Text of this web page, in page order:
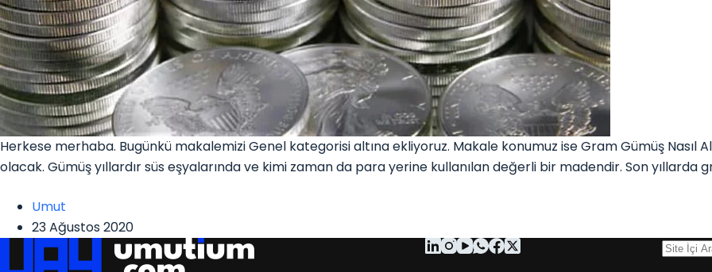
Herkese merhaba. Bugünkü makalemizi Genel kategorisi altına ekliyoruz. Makale konumuz ise Gram Gümüş Nasıl
olacak. Gümüş yıllardır süs eşyalarında ve kimi zaman da para yerine kullanılan değerli bir madendir. Son yıllarda
Umut
23 Ağustos 2020